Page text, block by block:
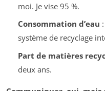
moi. Je vise 95 %.
Consommation d’eau
système de recyclage
Part de matières
deux ans.